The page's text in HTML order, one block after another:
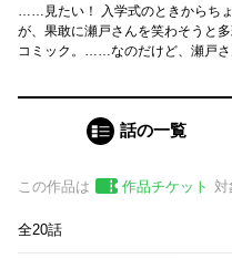
……見たい！ 入学式のときからち
が、果敢に瀬戸さんを笑わそうと
コミック。……なのだけど、瀬戸さ
話の一覧
この作品は 作品チケット 対
全20話